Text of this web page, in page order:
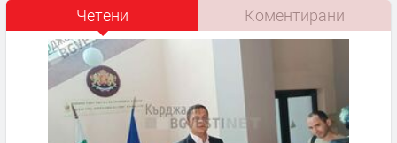
Четени Коментирани